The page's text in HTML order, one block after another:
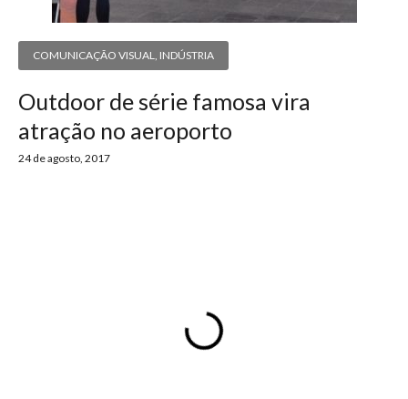
COMUNICAÇÃO VISUAL INDÚSTRIA
Outdoor de série famosa vira
atração no aeroporto
24 de agosto, 2017